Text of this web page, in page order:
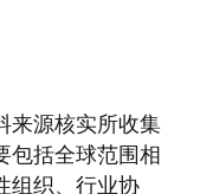
来源核实所收集
包括全球范围相
组织、行业协